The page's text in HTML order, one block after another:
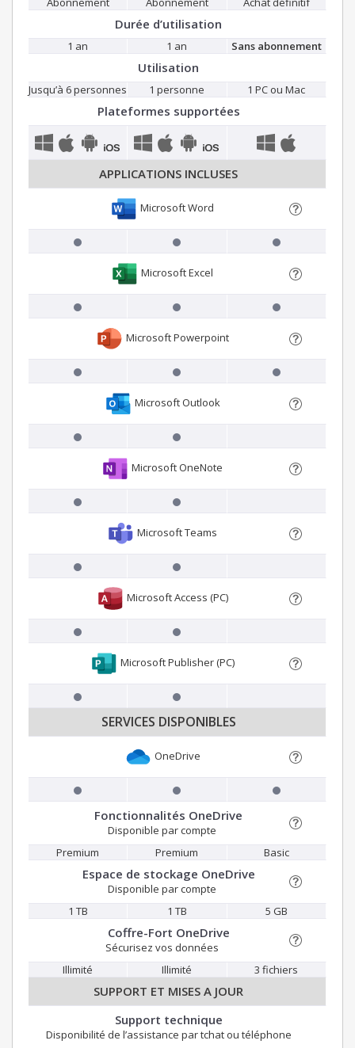
Durée d’utilisation
1 an 1 an Sans abonnement
Utilisation
Jusqu’à 6 personnes 1 personne 1 PC ou Mac
Plateformes supportées
APPLICATIONS INCLUSES
Microsoft Word
Microsoft Excel
Microsoft Powerpoint
Microsoft Outlook
Microsoft OneNote
Microsoft Teams
Microsoft Access (PC)
Microsoft Publisher (PC)
SERVICES DISPONIBLES
OneDrive
Fonctionnalités OneDrive
Disponible par compte
Premium
Premium Basic
Espace de stockage OneDrive
Disponible par compte
1 TB
1 TB 5 GB
Coffre-Fort OneDrive
Sécurisez vos données
Illimité
Illimité 3 fichiers
SUPPORT ET MISES A JOUR
Support technique
Disponibilité de l’assistance par tchat ou téléphone